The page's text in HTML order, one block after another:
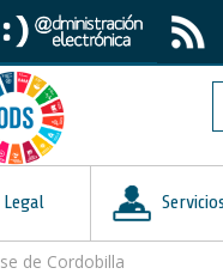
Legal Servicios
de Cordobilla